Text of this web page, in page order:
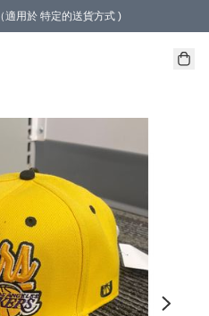
適用於 特定的送貨方式 )